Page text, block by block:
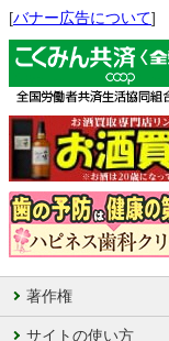
[バナー広告について]
著作権
サイトの使い方